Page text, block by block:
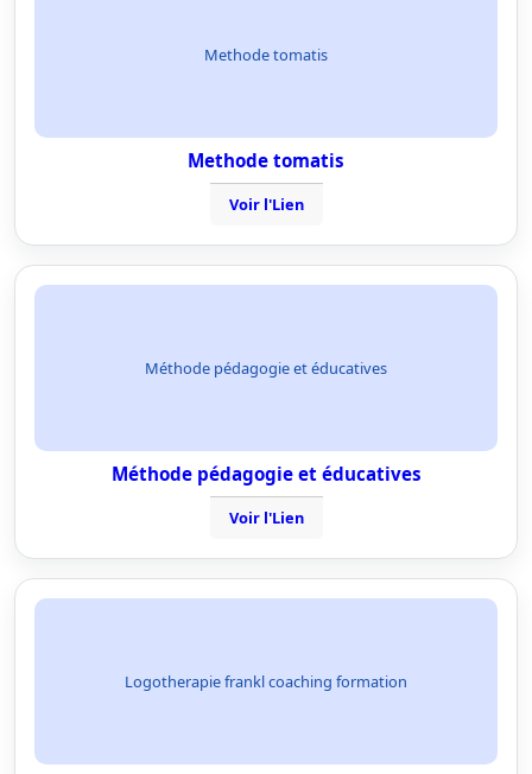
Methode tomatis
Methode tomatis
Voir l'Lien
Méthode pédagogie et éducatives
Méthode pédagogie et éducatives
Voir l'Lien
Logotherapie frankl coaching formation